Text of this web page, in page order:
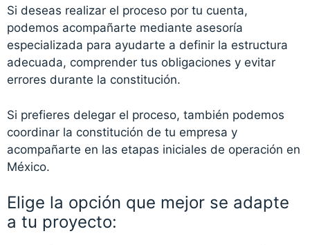
Si deseas realizar el proceso por tu cuenta,
podemos acompañarte mediante asesoría
especializada para ayudarte a definir la estructura
adecuada, comprender tus obligaciones y evitar
errores durante la constitución.
Si prefieres delegar el proceso, también podemos
coordinar la constitución de tu empresa y
acompañarte en las etapas iniciales de operación en
México.
Elige la opción que mejor se adapte
a tu proyecto: